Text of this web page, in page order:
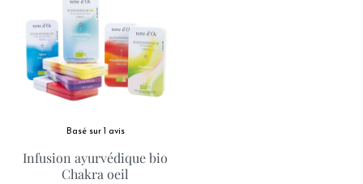
Basé sur 1 avis
Infusion ayurvédique bio
Chakra oeil